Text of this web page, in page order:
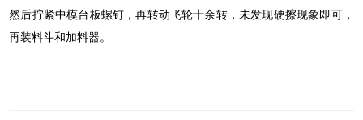
然后拧紧中模台板螺钉，再转动飞轮十余转，未发现硬擦现象即可，
再装料斗和加料器。